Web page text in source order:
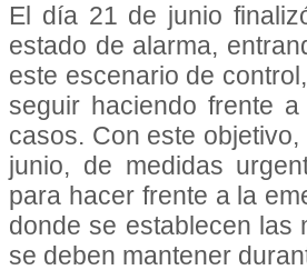
El día 21 de junio
estado de alarma,
este escenario de
seguir haciendo frente
casos. Con este
junio, de medidas
para hacer frente a la
donde se establecen las
se deben mantener